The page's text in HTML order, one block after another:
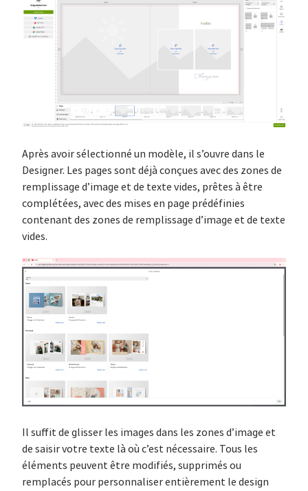
Après avoir sélectionné un modèle, il s’ouvre dans le
Designer. Les pages sont déjà conçues avec des zones de
remplissage d’image et de texte vides, prêtes à être
complétées, avec des mises en page prédéfinies
contenant des zones de remplissage d’image et de texte
vides.
Il suffit de glisser les images dans les zones d’image et
de saisir votre texte là où c’est nécessaire. Tous les
éléments peuvent être modifiés, supprimés ou
remplacés pour personnaliser entièrement le design